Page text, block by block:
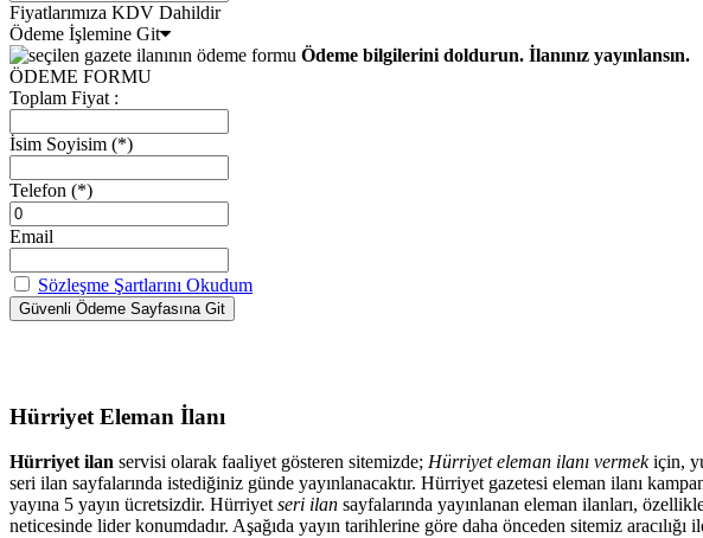
Fiyatlarımıza KDV Dahildir
Ödeme İşlemine Git
Ödeme bilgilerini doldurun. İlanınız yayınlansın.
ÖDEME FORMU
Toplam Fiyat :
İsim Soyisim (*)
Telefon (*)
Email
Sözleşme Şartlarını Okudum
Hürriyet Eleman İlanı
Hürriyet ilan servisi olarak faaliyet gösteren sitemizde; Hürriyet eleman ilanı vermekiçin,
seri ilan sayfalarında istediğiniz günde yayınlanacaktır. Hürriyet gazetesi eleman ilanı
yayına 5 yayın ücretsizdir. Hürriyet seri ilan sayfalarında yayınlanan eleman ilanları,
neticesinde lider konumdadır. Aşağıda yayın tarihlerine göre daha önceden sitemiz